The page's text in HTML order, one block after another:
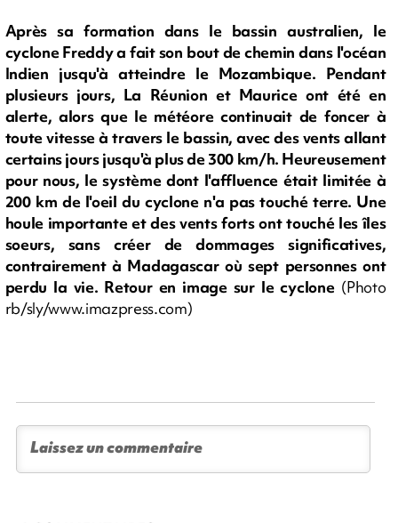
Après sa formation dans le bassin australien, le
cyclone Freddy a fait son bout de chemin dans l'océan
Indien jusqu'à atteindre le Mozambique. Pendant
plusieurs jours, La Réunion et Maurice ont été en
alerte, alors que le météore continuait de foncer à
toute vitesse à travers le bassin, avec des vents allant
certains jours jusqu'à plus de 300 km/h. Heureusement
pour nous, le système dont l'affluence était limitée à
200 km de l'oeil du cyclone n'a pas touché terre. Une
houle importante et des vents forts ont touché les îles
soeurs, sans créer de dommages significatives,
contrairement à Madagascar où sept personnes ont
perdu la vie. Retour en image sur le cyclone(Photo
rb/sly/www.imazpress.com)